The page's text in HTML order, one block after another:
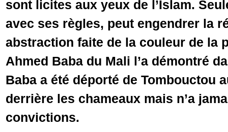
sont licites aux yeux de l’Islam.
avec ses règles, peut engendrer la
abstraction faite de la couleur de la
Ahmed Baba du Mali l’a démontré
Baba a été déporté de Tombouctou
derrière les chameaux mais n’a
convictions.